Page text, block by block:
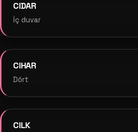
CIDAR
İç duvar
CIHAR
Dört
CILK